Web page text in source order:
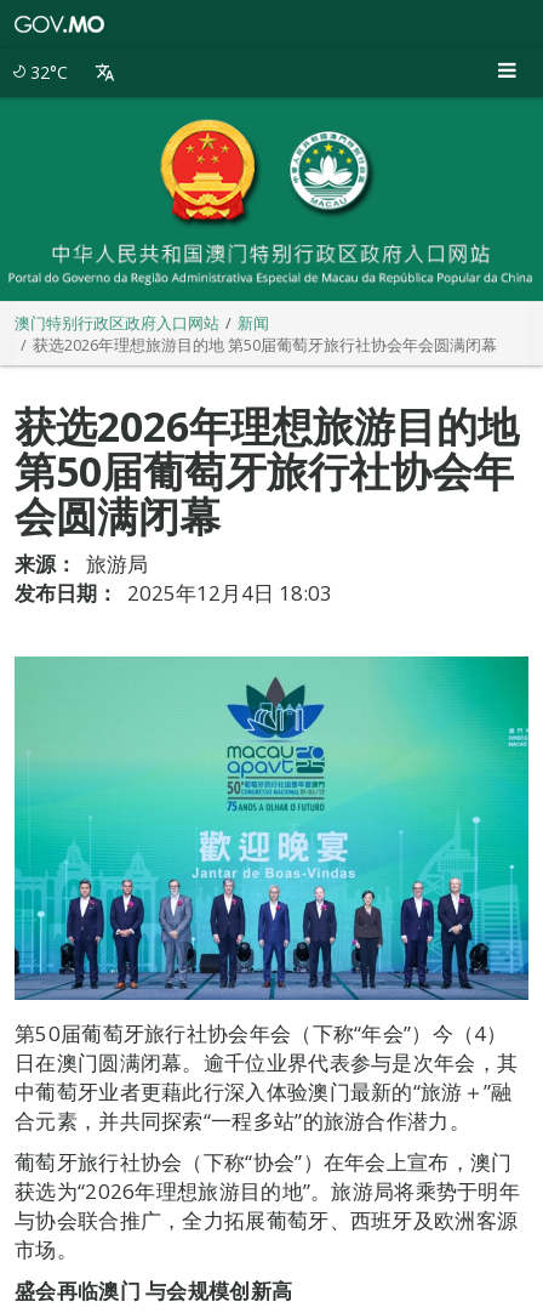
32°C
澳门特别行政区政府入口网站
新闻
获选2026年理想旅游目的地 第50届葡萄牙旅行社协会年会圆满闭幕
获选2026年理想旅游目的地
第50届葡萄牙旅行社协会年
会圆满闭幕
来源：
旅游局
发布日期：
2025年12月4日 18:03
第50届葡萄牙旅行社协会年会（下称“年会”）今（4）
日在澳门圆满闭幕。逾千位业界代表参与是次年会，其
中葡萄牙业者更藉此行深入体验澳门最新的“旅游＋”融
合元素，并共同探索“一程多站”的旅游合作潜力。
葡萄牙旅行社协会（下称“协会”）在年会上宣布，澳门
获选为“2026年理想旅游目的地”。旅游局将乘势于明年
与协会联合推广，全力拓展葡萄牙、西班牙及欧洲客源
市场。
盛会再临澳门 与会规模创新高